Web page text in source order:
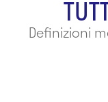
Definizioni